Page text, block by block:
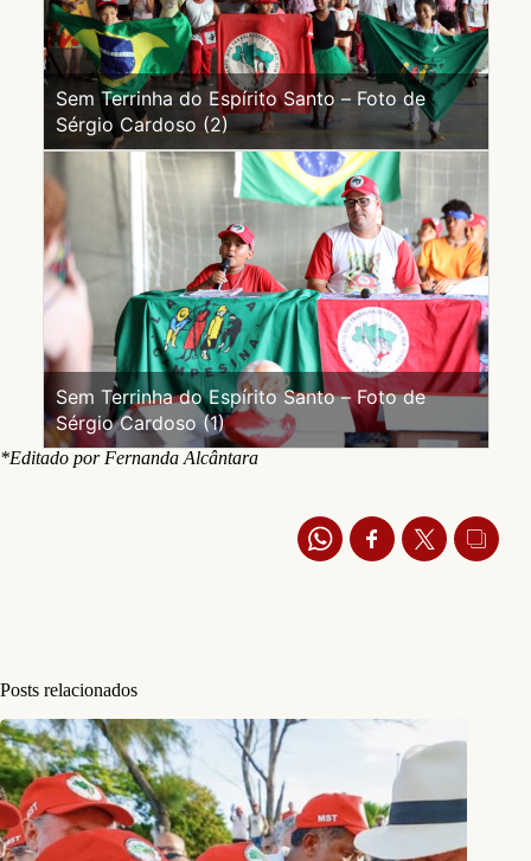
Sem Terrinha do Espírito Santo – Foto de
Sérgio Cardoso (2)
Sem Terrinha do Espírito Santo – Foto de
Sérgio Cardoso (1)
*Editado por Fernanda Alcântara
Posts relacionados